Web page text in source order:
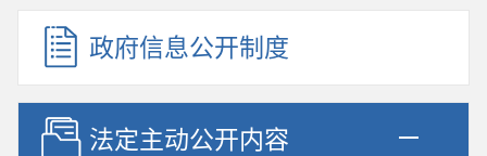
政府信息公开制度
法定主动公开内容